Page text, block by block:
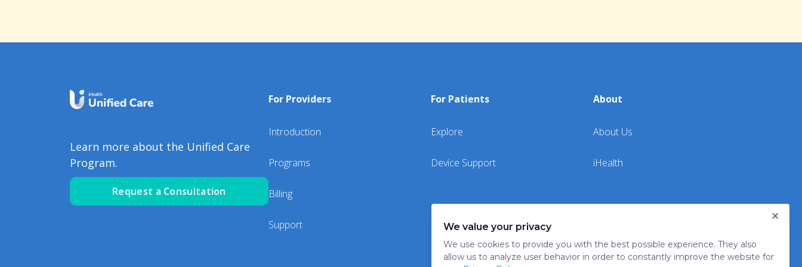
Learn more about the Unified Care
Program.
Request a Consultation
For Providers
Introduction
Programs
Billing
Support
For Patients
Explore
Device Support
About
About Us
iHealth
We value your privacy
We use cookies to provide you with the best possible experience. They also
allow us to analyze user behavior in order to constantly improve the website for
×